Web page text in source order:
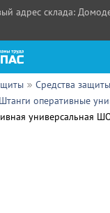
адрес склада:
Средства
Штанги оперативные
универсальная